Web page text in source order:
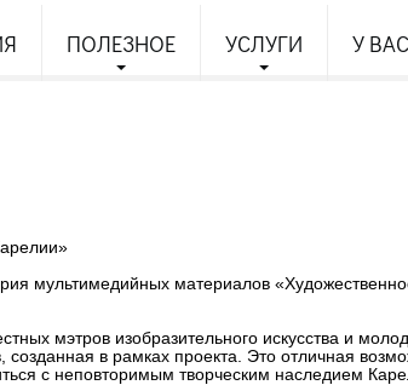
ПОЛЕЗНОЕ УСЛУГИ У
мультимедийных материалов
мэтров изобразительного искусства и
в рамках проекта. Это отличная
с неповторимым творческим наследием